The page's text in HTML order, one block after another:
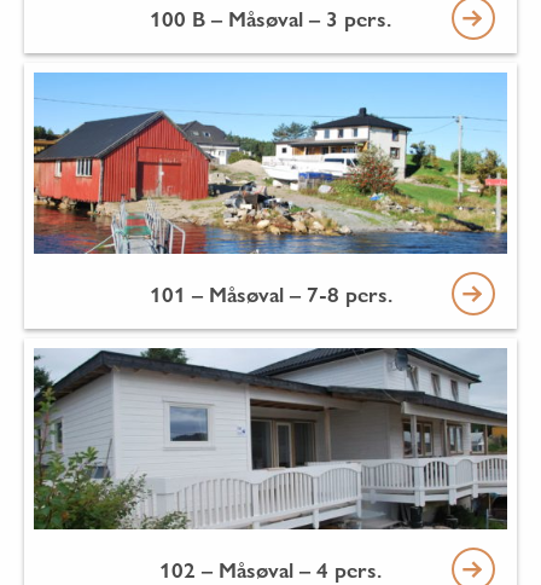
100 B – Måsøval – 3 pers.
101 – Måsøval – 7-8 pers.
102 – Måsøval – 4 pers.